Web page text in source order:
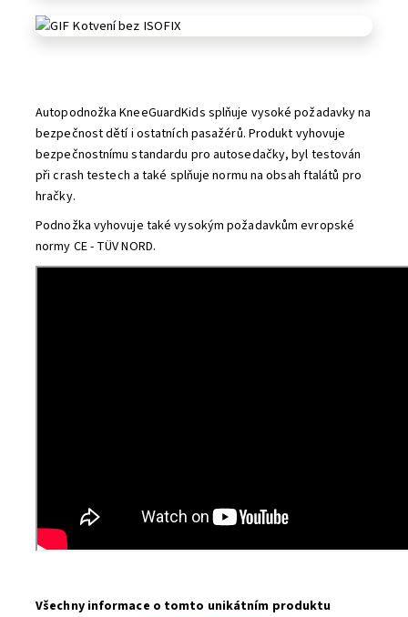
Autopodnožka KneeGuardKids splňuje vysoké požadavky na
bezpečnost dětí i ostatních pasažérů. Produkt vyhovuje
bezpečnostnímu standardu pro autosedačky, byl testován
při crash testech a také splňuje normu na obsah ftalátů pro
hračky.
Podnožka vyhovuje také vysokým požadavkům evropské
normy CE - TÜV NORD.
Všechny informace o tomto unikátním produktu